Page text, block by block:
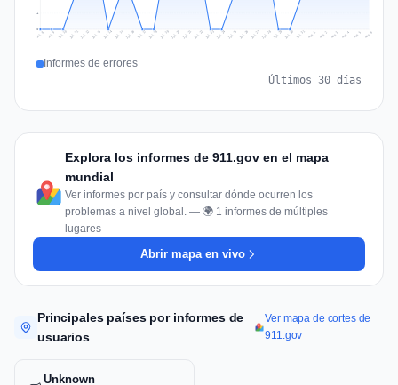
1
Jul 8 Jul 9 Jul 10 Jul 11 Jul 12 Jul 13 Jul 14 Jul 15 Jul 16 Jul 17 Jul 18 Jul 19 Jul 20 Jul 21 Jul 22 Jul 23 Jul 24 Jul 25 Jul 26 Jul 27 Jul 28 Jul 29 Jul 30 Jul 31 Aug 1 Aug 2 Aug 3 Aug 4 Aug 5 Aug 6
Informes de errores
Últimos 30 días
Explora los informes de 911.gov en el mapa
mundial
Ver informes por país y consultar dónde ocurren los
problemas a nivel global. — 🌍 1 informes de múltiples
lugares
Abrir mapa en vivo
Principales países por informes de
usuarios
Ver mapa de cortes de
911.gov
Unknown